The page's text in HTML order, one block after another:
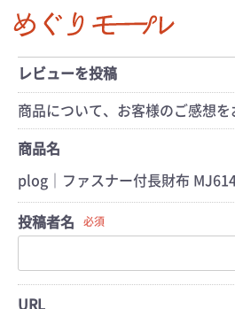
レビューを投稿
商品について、お客様のご感想を
商品名
plog｜ファスナー付長財布
投稿者名
必須
URL